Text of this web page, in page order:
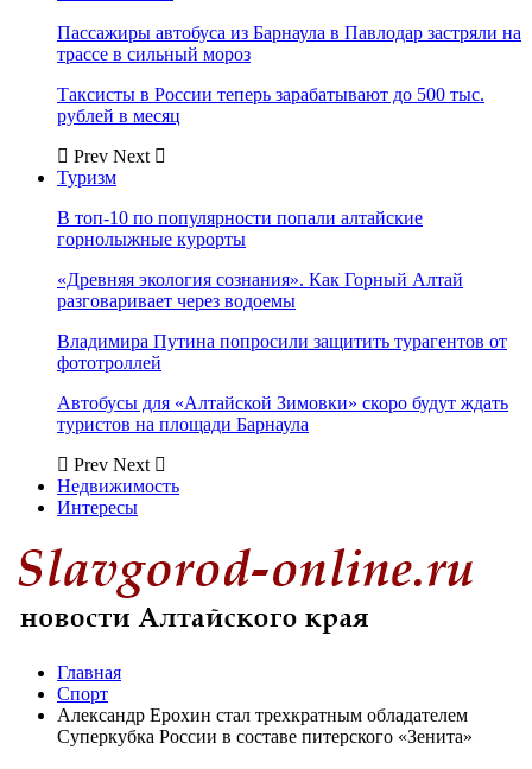
Пассажиры автобуса из Барнаула в Павлодар застряли на
трассе в сильный мороз
Таксисты в России теперь зарабатывают до 500 тыс.
рублей в месяц
Prev Next
Туризм
В топ-10 по популярности попали алтайские
горнолыжные курорты
«Древняя экология сознания». Как Горный Алтай
разговаривает через водоемы
Владимира Путина попросили защитить турагентов от
фототроллей
Автобусы для «Алтайской Зимовки» скоро будут ждать
туристов на площади Барнаула
Prev Next
Недвижимость
Интересы
Главная
Спорт
Александр Ерохин стал трехкратным обладателем
Суперкубка России в составе питерского «Зенита»